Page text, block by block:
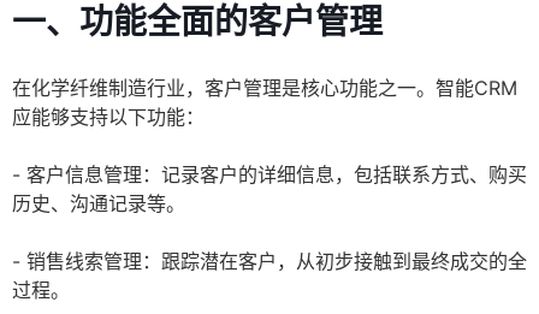
一、功能全面的客户管理
在化学纤维制造行业，客户管理是核心功能之一。智能CRM
应能够支持以下功能：
- 客户信息管理：记录客户的详细信息，包括联系方式、购买
历史、沟通记录等。
- 销售线索管理：跟踪潜在客户，从初步接触到最终成交的全
过程。